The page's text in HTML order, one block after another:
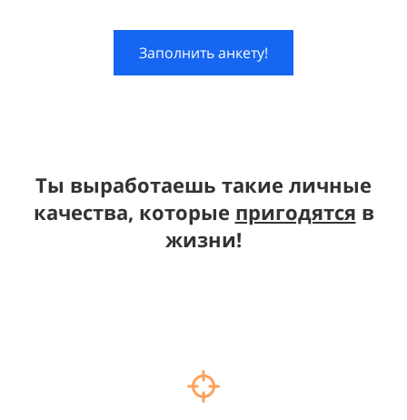
Заполнить анкету!
Ты выработаешь такие личные
качества, которые пригодятся в
жизни!